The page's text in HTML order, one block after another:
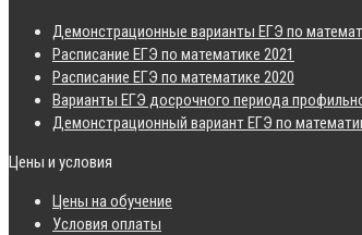
Демонстрационные варианты ЕГЭ по
Расписание ЕГЭ по математике 2021
Расписание ЕГЭ по математике 2020
Варианты ЕГЭ досрочного периода
Демонстрационный вариант ЕГЭ по
Цены и условия
Цены на обучение
Условия оплаты